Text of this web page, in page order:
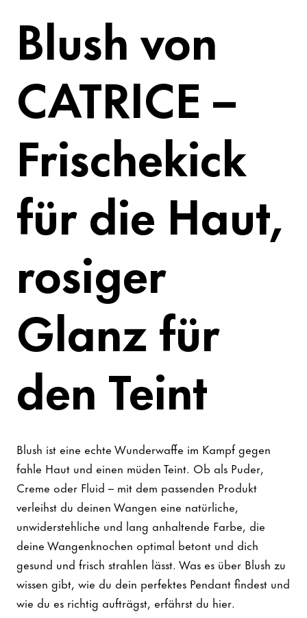
Blush von
CATRICE –
Frischekick
für die Haut,
rosiger
Glanz für
den Teint
Blush ist eine echte Wunderwaffe im Kampf gegen
fahle Haut und einen müden Teint. Ob als Puder,
Creme oder Fluid – mit dem passenden Produkt
verleihst du deinen Wangen eine natürliche,
unwiderstehliche und lang anhaltende Farbe, die
deine Wangenknochen optimal betont und dich
gesund und frisch strahlen lässt. Was es über Blush zu
wissen gibt, wie du dein perfektes Pendant findest und
wie du es richtig aufträgst, erfährst du hier.